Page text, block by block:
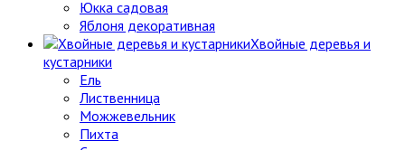
Юкка садовая
Яблоня декоративная
Хвойные деревья и
кустарники
Ель
Лиственница
Можжевельник
Пихта